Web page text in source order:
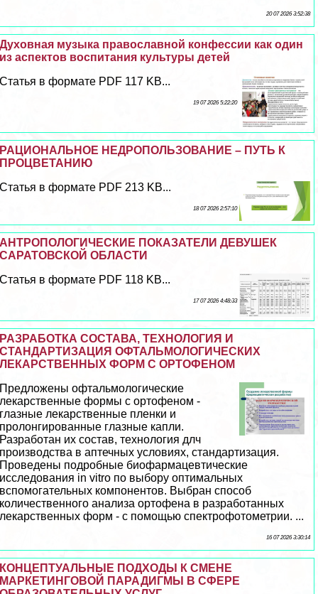
20 07 2026 3:52:38
Духовная музыка православной конфессии как один
из аспектов воспитания культуры детей
Статья в формате PDF 117 KB...
19 07 2026 5:22:20
РАЦИОНАЛЬНОЕ НЕДРОПОЛЬЗОВАНИЕ – ПУТЬ К
ПРОЦВЕТАНИЮ
Статья в формате PDF 213 KB...
18 07 2026 2:57:10
АНТРОПОЛОГИЧЕСКИЕ ПОКАЗАТЕЛИ ДЕВУШЕК
САРАТОВСКОЙ ОБЛАСТИ
Статья в формате PDF 118 KB...
17 07 2026 4:48:33
РАЗРАБОТКА СОСТАВА, ТЕХНОЛОГИЯ И
СТАНДАРТИЗАЦИЯ ОФТАЛЬМОЛОГИЧЕСКИХ
ЛЕКАРСТВЕННЫХ ФОРМ С ОРТОФЕНОМ
Предложены офтальмологические
лекарственные формы с ортофеном -
глазные лекарственные пленки и
пролонгированные глазные капли.
Разработан их состав, технология длч
производства в аптечных условиях, стандартизация.
Проведены подробные биофармацевтические
исследования in vitro по выбору оптимальных
вспомогательных компонентов. Выбран способ
количественного анализа ортофена в разработанных
лекарственных форм - с помощью спектрофотометрии. ...
16 07 2026 3:30:14
КОНЦЕПТУАЛЬНЫЕ ПОДХОДЫ К СМЕНЕ
МАРКЕТИНГОВОЙ ПАРАДИГМЫ В СФЕРЕ